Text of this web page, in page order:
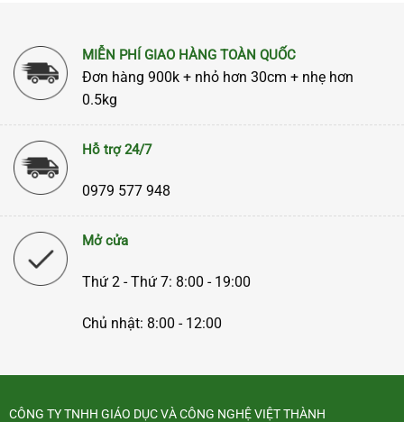
MIỄN PHÍ GIAO HÀNG TOÀN QUỐC
Đơn hàng 900k + nhỏ hơn 30cm + nhẹ hơn
0.5kg
Hỗ trợ 24/7
0979 577 948
Mở cửa
Thứ 2 - Thứ 7: 8:00 - 19:00
Chủ nhật: 8:00 - 12:00
CÔNG TY TNHH GIÁO DỤC VÀ CÔNG NGHỆ VIỆT THÀNH